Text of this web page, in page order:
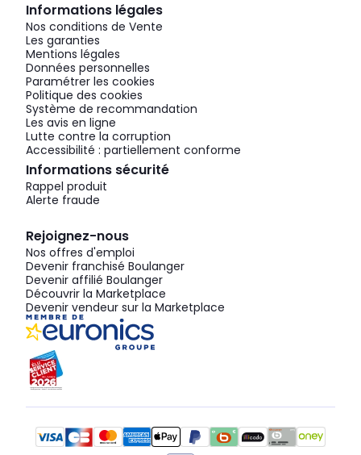
Informations légales
Nos conditions de Vente
Les garanties
Mentions légales
Données personnelles
Paramétrer les cookies
Politique des cookies
Système de recommandation
Les avis en ligne
Lutte contre la corruption
Accessibilité : partiellement conforme
Informations sécurité
Rappel produit
Alerte fraude
Rejoignez-nous
Nos offres d'emploi
Devenir franchisé Boulanger
Devenir affilié Boulanger
Découvrir la Marketplace
Devenir vendeur sur la Marketplace